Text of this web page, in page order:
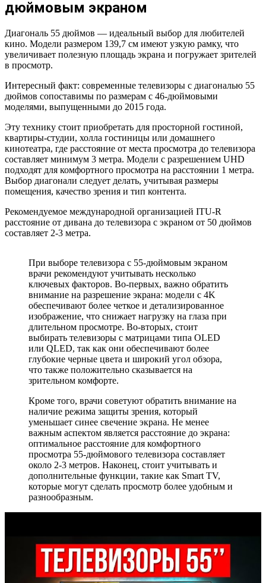
дюймовым экраном
Диагональ 55 дюймов — идеальный выбор для любителей
кино. Модели размером 139,7 см имеют узкую рамку, что
увеличивает полезную площадь экрана и погружает зрителей
в просмотр.
Интересный факт: современные телевизоры с диагональю 55
дюймов сопоставимы по размерам с 46-дюймовыми
моделями, выпущенными до 2015 года.
Эту технику стоит приобретать для просторной гостиной,
квартиры-студии, холла гостиницы или домашнего
кинотеатра, где расстояние от места просмотра до телевизора
составляет минимум 3 метра. Модели с разрешением UHD
подходят для комфортного просмотра на расстоянии 1 метра.
Выбор диагонали следует делать, учитывая размеры
помещения, качество зрения и тип контента.
Рекомендуемое международной организацией ITU-R
расстояние от дивана до телевизора с экраном от 50 дюймов
составляет 2-3 метра.
При выборе телевизора с 55-дюймовым экраном
врачи рекомендуют учитывать несколько
ключевых факторов. Во-первых, важно обратить
внимание на разрешение экрана: модели с 4K
обеспечивают более четкое и детализированное
изображение, что снижает нагрузку на глаза при
длительном просмотре. Во-вторых, стоит
выбирать телевизоры с матрицами типа OLED
или QLED, так как они обеспечивают более
глубокие черные цвета и широкий угол обзора,
что также положительно сказывается на
зрительном комфорте.
Кроме того, врачи советуют обратить внимание на
наличие режима защиты зрения, который
уменьшает синее свечение экрана. Не менее
важным аспектом является расстояние до экрана:
оптимальное расстояние для комфортного
просмотра 55-дюймового телевизора составляет
около 2-3 метров. Наконец, стоит учитывать и
дополнительные функции, такие как Smart TV,
которые могут сделать просмотр более удобным и
разнообразным.